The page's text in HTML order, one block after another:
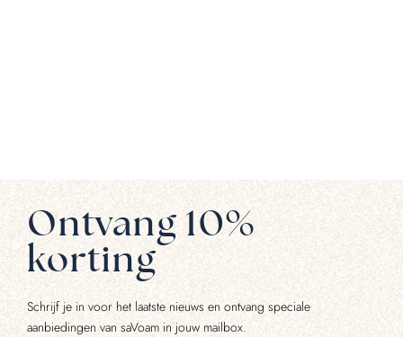
Ontvang 10%
korting
Schrijf je in voor het laatste nieuws en ontvang speciale
aanbiedingen van saVoam in jouw mailbox.